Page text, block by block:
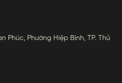
Phúc, Phường Hiệp Bình, TP. Thủ